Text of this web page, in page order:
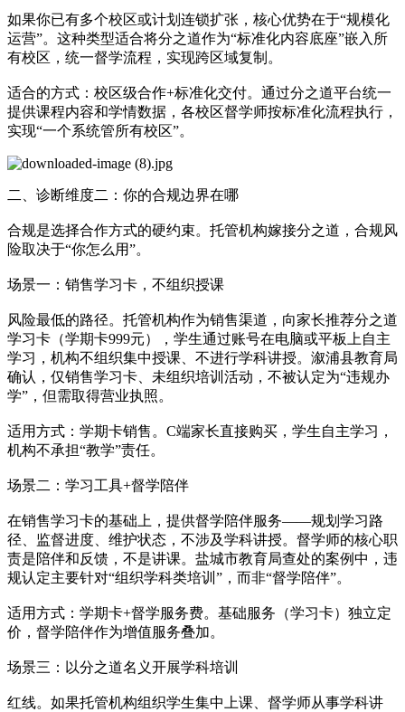
如果你已有多个校区或计划连锁扩张，核心优势在于“规模化
运营”。这种类型适合将分之道作为“标准化内容底座”嵌入所
有校区，统一督学流程，实现跨区域复制。
适合的方式：校区级合作+标准化交付。通过分之道平台统一
提供课程内容和学情数据，各校区督学师按标准化流程执行，
实现“一个系统管所有校区”。
二、诊断维度二：你的合规边界在哪
合规是选择合作方式的硬约束。托管机构嫁接分之道，合规风
险取决于“你怎么用”。
场景一：销售学习卡，不组织授课
风险最低的路径。托管机构作为销售渠道，向家长推荐分之道
学习卡（学期卡999元），学生通过账号在电脑或平板上自主
学习，机构不组织集中授课、不进行学科讲授。溆浦县教育局
确认，仅销售学习卡、未组织培训活动，不被认定为“违规办
学”，但需取得营业执照。
适用方式：学期卡销售。C端家长直接购买，学生自主学习，
机构不承担“教学”责任。
场景二：学习工具+督学陪伴
在销售学习卡的基础上，提供督学陪伴服务——规划学习路
径、监督进度、维护状态，不涉及学科讲授。督学师的核心职
责是陪伴和反馈，不是讲课。盐城市教育局查处的案例中，违
规认定主要针对“组织学科类培训”，而非“督学陪伴”。
适用方式：学期卡+督学服务费。基础服务（学习卡）独立定
价，督学陪伴作为增值服务叠加。
场景三：以分之道名义开展学科培训
红线。如果托管机构组织学生集中上课、督学师从事学科讲